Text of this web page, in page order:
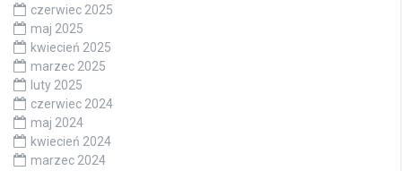
czerwiec 2025
maj 2025
kwiecień 2025
marzec 2025
luty 2025
czerwiec 2024
maj 2024
kwiecień 2024
marzec 2024